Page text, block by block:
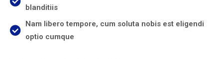
blanditiis
Nam libero tempore, cum soluta nobis est eligendi
optio cumque